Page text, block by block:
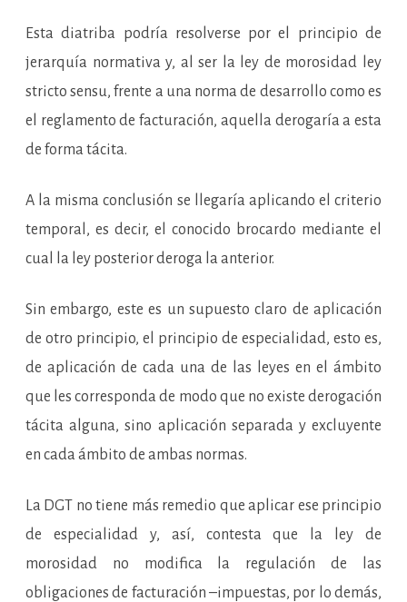
Esta diatriba podría resolverse por el principio de
jerarquía normativa y, al ser la ley de morosidad ley
stricto sensu, frente a una norma de desarrollo como es
el reglamento de facturación, aquella derogaría a esta
de forma tácita.
A la misma conclusión se llegaría aplicando el criterio
temporal, es decir, el conocido brocardo mediante el
cual la ley posterior deroga la anterior.
Sin embargo, este es un supuesto claro de aplicación
de otro principio, el principio de especialidad, esto es,
de aplicación de cada una de las leyes en el ámbito
que les corresponda de modo que no existe derogación
tácita alguna, sino aplicación separada y excluyente
en cada ámbito de ambas normas.
La DGT no tiene más remedio que aplicar ese principio
de especialidad y, así, contesta que la ley de
morosidad no modifica la regulación de las
obligaciones de facturación –impuestas, por lo demás,